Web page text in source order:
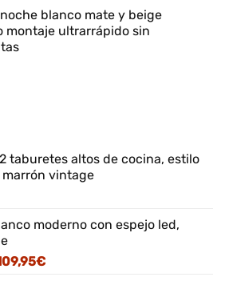
blanco mate y beige
montaje ultrarrápido sin
taburetes altos de cocina, estilo
vintage
moderno con espejo led,
€El